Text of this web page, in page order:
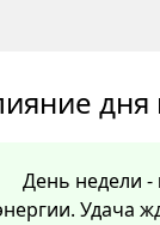
дня
День недели -
Удача